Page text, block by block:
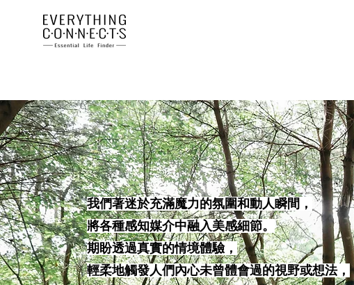
我們著迷於充滿魔力的氛圍和動人瞬間，
將各種感知媒介中融入美感細節。
期盼透過真實的情境體驗，
輕柔地觸發人們內心未曾體會過的視野或想法，